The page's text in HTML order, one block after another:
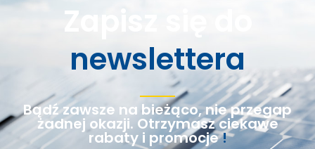
Zapisz się do
newslettera
Bądź zawsze na bieżąco, nie przegap
żadnej okazji. Otrzymasz ciekawe
rabaty i promocje!